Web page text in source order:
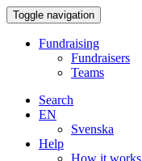
Toggle navigation
Fundraising
Fundraisers
Teams
Search
EN
Svenska
Help
How it works